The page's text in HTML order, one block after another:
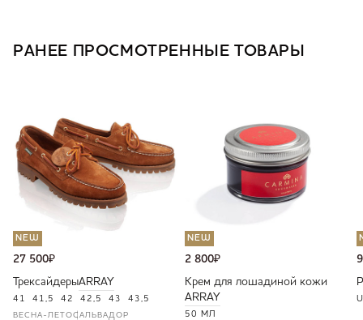
РАНЕЕ ПРОСМОТРЕННЫЕ ТОВАРЫ
NEW
27 500₽
ТрексайдерыARRAY
41 41,5 42 42,5 43 43,5
ВЕСНА-ЛЕТОСАЛЬВАДОР
NEW
2 800₽
Крем для лошадиной кожи
ARRAY
50 МЛ